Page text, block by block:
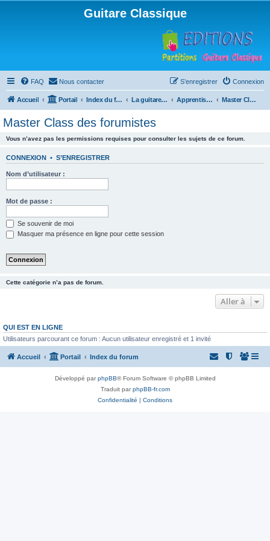
Guitare Classique
FAQ Nous contacter Connexion
S’enregistrer
Accueil Portail Index du forum La guitare : instrument, cours et théorie Apprentissage et enseignement de la guitare Master Class des forumistes
Master Class des forumistes
Vous n’avez pas les permissions requises pour consulter les sujets de ce forum.
CONNEXION • S’ENREGISTRER
Nom d’utilisateur :
Mot de passe :
Se souvenir de moi
Masquer ma présence en ligne pour cette session
Cette catégorie n’a pas de forum.
Aller à
QUI EST EN LIGNE
Utilisateurs parcourant ce forum : Aucun utilisateur enregistré et 1 invité
Accueil Portail Index du forum
Développé parphpBB® Forum Software © phpBB Limited
Traduit parphpBB-fr.com
Confidentialité | Conditions